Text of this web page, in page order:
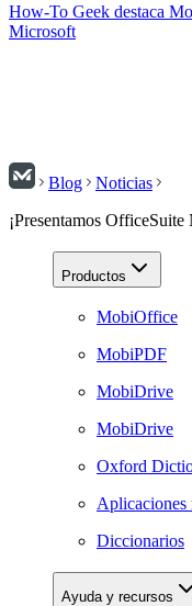
How-To Geek destaca
Microsoft
Blog
Noticias
¡Presentamos
Productos
MobiOffice
MobiPDF
MobiDrive
MobiDrive
Oxford
Aplicaciones
Diccionarios
Ayuda y recursos